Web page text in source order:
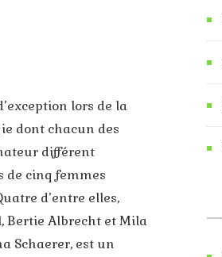
lors de la
dont chacun des
différent
de cinq femmes
d’entre elles,
Bertie Albrecht et Mila
Schaerer, est un